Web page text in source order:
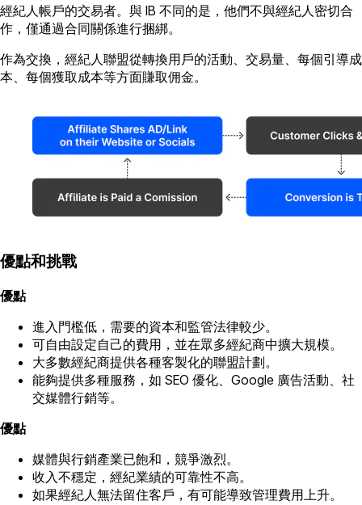
經紀人帳戶的交易者。與 IB 不同的是，他們不與經紀人密切合
作，僅通過合同關係進行捆綁。
作為交換，經紀人聯盟從轉換用戶的活動、交易量、每個引導成
本、每個獲取成本等方面賺取佣金。
優點和挑戰
優點
進入門檻低，需要的資本和監管法律較少。
可自由設定自己的費用，並在眾多經紀商中擴大規模。
大多數經紀商提供各種客製化的聯盟計劃。
能夠提供多種服務，如 SEO 優化、Google 廣告活動、社
交媒體行銷等。
優點
媒體與行銷產業已飽和，競爭激烈。
收入不穩定，經紀業績的可靠性不高。
如果經紀人無法留住客戶，有可能導致管理費用上升。